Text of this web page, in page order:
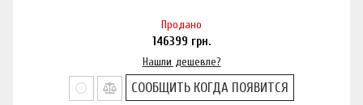
Продано
146399 грн.
Нашли дешевле?
СООБЩИТЬ КОГДА ПОЯВИТСЯ